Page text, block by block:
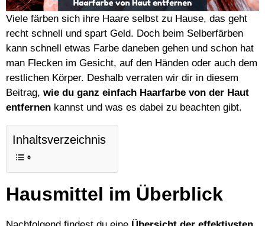
Viele färben sich ihre Haare selbst zu Hause, das geht
recht schnell und spart Geld. Doch beim Selberfärben
kann schnell etwas Farbe daneben gehen und schon hat
man Flecken im Gesicht, auf den Händen oder auch dem
restlichen Körper. Deshalb verraten wir dir in diesem
Beitrag, wie du ganz einfach Haarfarbe von der Haut
entfernen kannst und was es dabei zu beachten gibt.
Inhaltsverzeichnis
Hausmittel im Überblick